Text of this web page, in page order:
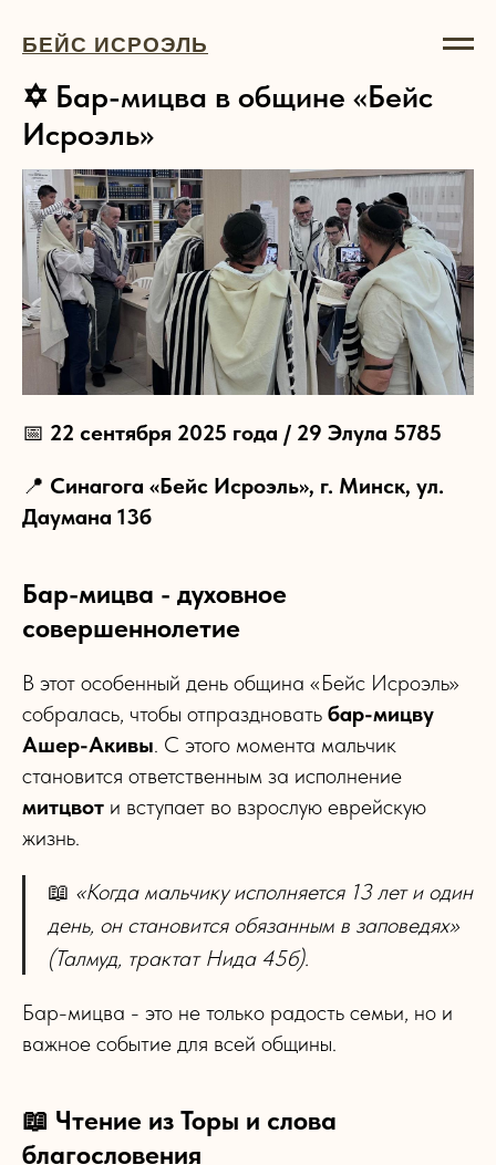
БЕЙС ИСРОЭЛЬ
✡️ Бар-мицва в общине «Бейс
Исроэль»
📅 22 сентября 2025 года / 29 Элула 5785
📍 Синагога «Бейс Исроэль», г. Минск, ул.
Даумана 13б
Бар-мицва - духовное
совершеннолетие
В этот особенный день община «Бейс Исроэль»
собралась, чтобы отпраздновать бар-мицву
Ашер-Акивы. С этого момента мальчик
становится ответственным за исполнение
митцвот и вступает во взрослую еврейскую
жизнь.
📖 «Когда мальчику исполняется 13 лет и один
день, он становится обязанным в заповедях»
(Талмуд, трактат Нида 45б).
Бар-мицва - это не только радость семьи, но и
важное событие для всей общины.
📖 Чтение из Торы и слова
благословения